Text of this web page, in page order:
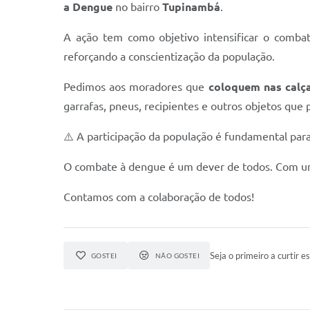
a Dengue no bairro Tupinambá.
A ação tem como objetivo intensificar o
reforçando a conscientização da população.
Pedimos aos moradores que coloquem nas
garrafas, pneus, recipientes e outros objetos que
⚠️ A participação da população é fundamental
O combate à dengue é um dever de todos. Com
Contamos com a colaboração de todos!
GOSTEI NÃO GOSTEI Seja o primeiro a curtir